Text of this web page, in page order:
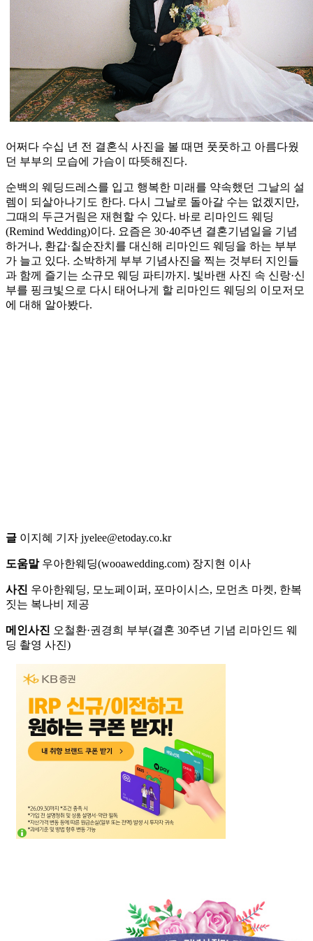
어쩌다 수십 년 전 결혼식 사진을 볼 때면 풋풋하고 아름다웠
던 부부의 모습에 가슴이 따뜻해진다.
순백의 웨딩드레스를 입고 행복한 미래를 약속했던 그날의 설
렘이 되살아나기도 한다. 다시 그날로 돌아갈 수는 없겠지만,
그때의 두근거림은 재현할 수 있다. 바로 리마인드 웨딩
(Remind Wedding)이다. 요즘은 30·40주년 결혼기념일을 기념
하거나, 환갑·칠순잔치를 대신해 리마인드 웨딩을 하는 부부
가 늘고 있다. 소박하게 부부 기념사진을 찍는 것부터 지인들
과 함께 즐기는 소규모 웨딩 파티까지. 빛바랜 사진 속 신랑·신
부를 핑크빛으로 다시 태어나게 할 리마인드 웨딩의 이모저모
에 대해 알아봤다.
글 이지혜 기자 jyelee@etoday.co.kr
도움말우아한웨딩(wooawedding.com) 장지현 이사
사진 우아한웨딩, 모노페이퍼, 포마이시스, 모먼츠 마켓, 한복
짓는 복나비 제공
메인사진 오철환·권경희 부부(결혼 30주년 기념 리마인드 웨
딩 촬영 사진)